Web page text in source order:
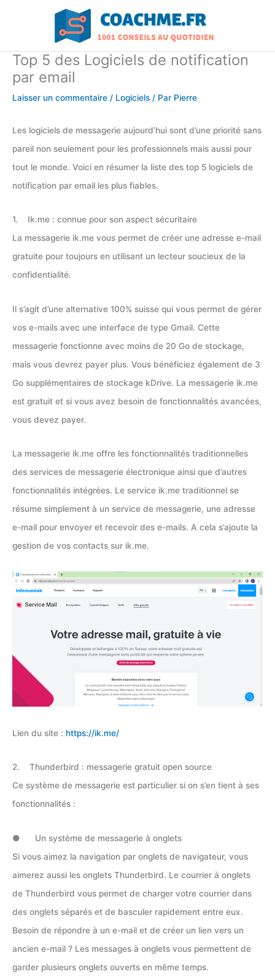
Top 5 des Logiciels de notification
par email
Laisser un commentaire / Logiciels / Par Pierre
Les logiciels de messagerie aujourd’hui sont d’une priorité sans
pareil non seulement pour les professionnels mais aussi pour
tout le monde. Voici en résumer la liste des top 5 logiciels de
notification par email les plus fiables.
1. Ik.me : connue pour son aspect sécuritaire
La messagerie ik.me vous permet de créer une adresse e-mail
gratuite pour toujours en utilisant un lecteur soucieux de la
confidentialité.
Il s’agit d’une alternative 100% suisse qui vous permet de gérer
vos e-mails avec une interface de type Gmail. Cette
messagerie fonctionne avec moins de 20 Go de stockage,
mais vous devrez payer plus. Vous bénéficiez également de 3
Go supplémentaires de stockage kDrive. La messagerie ik.me
est gratuit et si vous avez besoin de fonctionnalités avancées,
vous devez payer.
La messagerie ik.me offre les fonctionnalités traditionnelles
des services de messagerie électronique ainsi que d’autres
fonctionnalités intégrées. Le service ik.me traditionnel se
résume simplement à un service de messagerie, une adresse
e-mail pour envoyer et recevoir des e-mails. A cela s’ajoute la
gestion de vos contacts sur ik.me.
Lien du site : https://ik.me/
2. Thunderbird : messagerie gratuit open source
Ce système de messagerie est particulier si on s’en tient à ses
fonctionnalités :
● Un système de messagerie à onglets
Si vous aimez la navigation par onglets de navigateur, vous
aimerez aussi les onglets Thunderbird. Le courrier à onglets
de Thunderbird vous permet de charger votre courrier dans
des onglets séparés et de basculer rapidement entre eux.
Besoin de répondre à un e-mail et de créer un lien vers un
ancien e-mail ? Les messages à onglets vous permettent de
garder plusieurs onglets ouverts en même temps.